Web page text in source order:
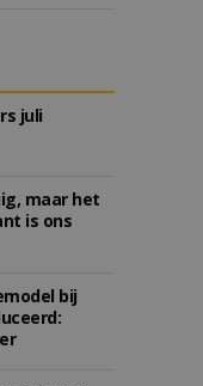
juli
maar het
is ons
bij